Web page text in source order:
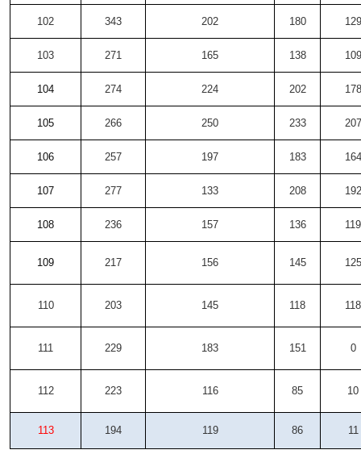
102 343 202 180 129
103 271 165 138 109
104 274 224 202 178
105 266 250 233 207
106 257 197 183 164
107 277 133 208 192
108 236 157 136 119
109 217 156 145 125
110 203 145 118 118
111 229 183 151 0
112 223 116 85 10
113 194 119 86 11